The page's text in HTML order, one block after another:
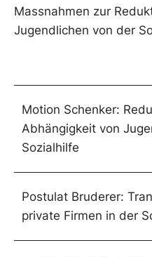
Massnahmen zur
Jugendlichen von der
Motion Schenker:
Abhängigkeit von
Sozialhilfe
Postulat Bruderer:
private Firmen in der